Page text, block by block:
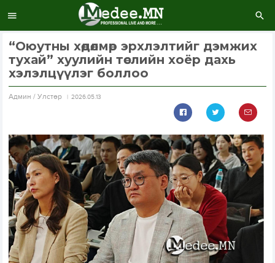
“Оюутны хөдөлмөр эрхлэлтийг дэмжих
тухай” хуулийн төслийн хоёр дахь
хэлэлцүүлэг боллоо
Aдмин / Улстөр 2026.05.13